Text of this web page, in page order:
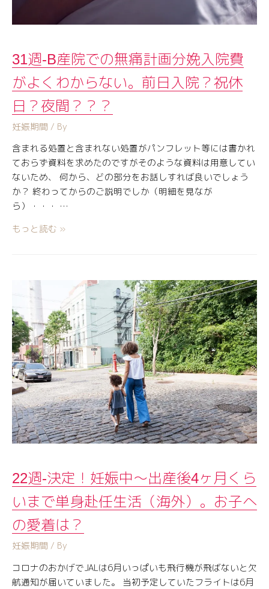
31週-B産院での無痛計画分娩入院費
がよくわからない。前日入院？祝休
日？夜間？？？
妊娠期間 / By
含まれる処置と含まれない処置がパンフレット等には書かれ
ておらず資料を求めたのですがそのような資料は用意してい
ないため、 何から、どの部分をお話しすれば良いでしょう
か？ 終わってからのご説明でしか（明細を見なが
ら）・・・ …
もっと読む »
22週-決定！妊娠中〜出産後4ヶ月くら
いまで単身赴任生活（海外）。お子へ
の愛着は？
妊娠期間 / By
コロナのおかげでJALは6月いっぱいも飛行機が飛ばないと欠
航通知が届いていました。 当初予定していたフライトは6月